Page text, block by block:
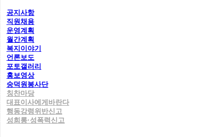
공지사항
직원채용
운영계획
월간계획
복지이야기
언론보도
포토갤러리
홍보영상
숭덕원봉사단
칭찬마당
대표이사에게바란다
행동강령위반신고
성희롱·성폭력신고